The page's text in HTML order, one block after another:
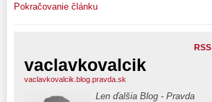
Pokračovanie článku
RSS
vaclavkovalcik
vaclavkovalcik.blog.pravda.sk
Len ďalšia Blog - Pravda